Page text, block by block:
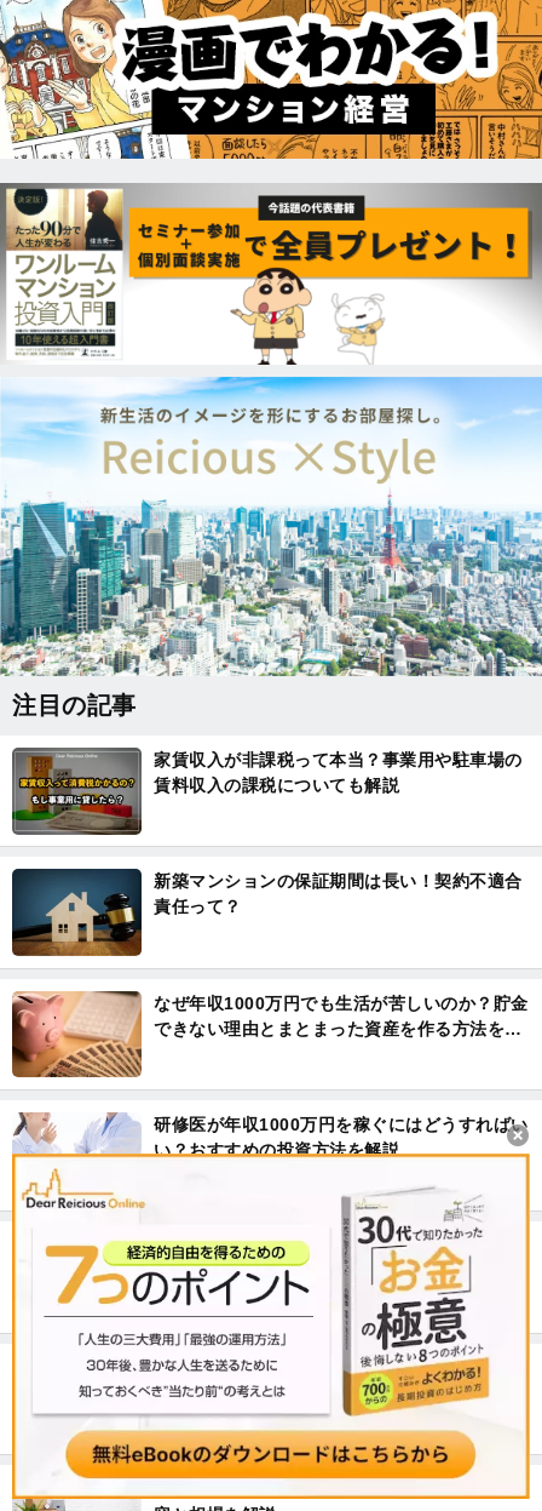
注目の記事
家賃収入が非課税って本当？事業用や駐車場の
賃料収入の課税についても解説
新築マンションの保証期間は長い！契約不適合
責任って？
なぜ年収1000万円でも生活が苦しいのか？貯金
できない理由とまとまった資産を作る方法を解
研修医が年収1000万円を稼ぐにはどうすればい
い？おすすめの投資方法を解説
自分の個人信用情報を調べる方法。不動産投資
ローンの審査を通りやすくするには？
年収1000万円の生活レベル。データで見るその
実態とは？